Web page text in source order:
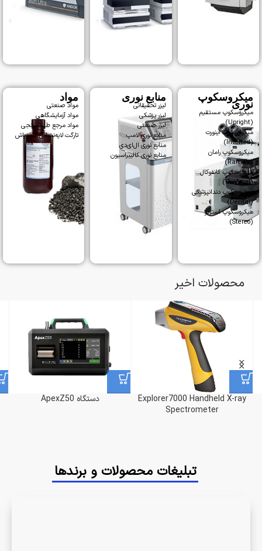
میکروسکوپ
نوری
میکروسکوپ مستقیم
(Upright)
میکروسکوپ اینورت
(Inverted)
میکروسکوپ رامان
(Raman)
میکروسکوپ کانفوکال
(Confocal)
میکروسکوپ دندانپزشکی
(Dental)
میکروسکوپ استریو
(Stereo)
منابع نوری
لیزر تحقیقاتی
لیزر پزشکی
لیزر صنعتی
منابع نوری لامپ
منابع نوری ال‌ای‌دی
منابع نوری کالیبراسیون
مواد
مواد صنعتی
مواد آزمایشگاهی
مواد مرجع طیف‌سنجی
تارگت لایه‌نشانی کندوپاش
محصولات اخیر
Explorer7000 Handheld X-ray
Spectrometer
دستگاه ApexZ50
تبلیغات محصولات و برندها